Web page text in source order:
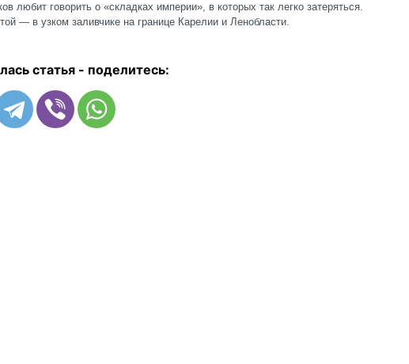
любит говорить о «складках империи», в которых так легко затеряться.
— в узком заливчике на границе Карелии и Ленобласти.
статья - поделитесь: